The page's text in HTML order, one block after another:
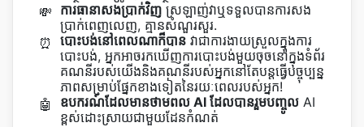
💸 ការធានាសងប្រាក់វិញ ស្រឡាញ់វាឬទទួលបានការសង
ប្រាក់ពេញលេញ, គ្មានសំណួរសួរ.
⏰
បោះបង់​នៅពេលណាក៏បាន វាជាការងាយស្រួលក្នុងការ
បោះបង់, អ្នកអាចរកឃើញការបោះបង់មួយចុចនៅក្នុងទំព័រ
គណនីរបស់យើងនិងគណនីរបស់អ្នកនៅតែបន្តធ្វើបច្ចុប្បន្ន
ភាពសម្រាប់ផ្នែកខាងទៀតនៃរយៈពេលរបស់អ្នក!
🤖
ឧបករណ៍​ដែល​មាន​ថាមពល AI ដែល​បាន​រួមបញ្ចូល AI
ខ្ពស់​ដោះស្រាយ​ជាមួយ​ដែន​កំណត់